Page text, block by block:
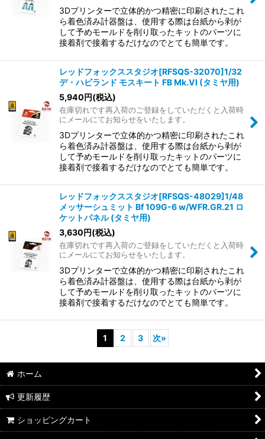
3Dプリンターで立体的かつ精密に印刷されたこれ
ら着色済み計器盤は、使用する際は台紙から剥が
して予めモールドを削り取ったキットのパーツに
接着剤で接着するだけなのでとても簡単です。
レッドフォックススタジオ[RFSQS-32070]1/32
デ・ハビランド モスキート FB Mk.VI (タミヤ用)
5,940円(税込)
在庫切れです再入荷のご登録をしていただくと入荷時
にメールにてお知らせをいたします。
3Dプリンターで立体的かつ精密に印刷されたこれ
ら着色済み計器盤は、使用する際は台紙から剥が
して予めモールドを削り取ったキットのパーツに
接着剤で接着するだけなのでとても簡単です。
レッドフォックススタジオ[RFSQS-48029]1/48
メッサーシュミット Bf 109G-6 w/WFR.GR.21 ロ
ケットパネル (タミヤ用)
3,630円(税込)
在庫切れです再入荷のご登録をしていただくと入荷時
にメールにてお知らせをいたします。
3Dプリンターで立体的かつ精密に印刷されたこれ
ら着色済み計器盤は、使用する際は台紙から剥が
して予めモールドを削り取ったキットのパーツに
接着剤で接着するだけなのでとても簡単です。
1 2 3 次»
ホーム
更新履歴
ショッピングカート